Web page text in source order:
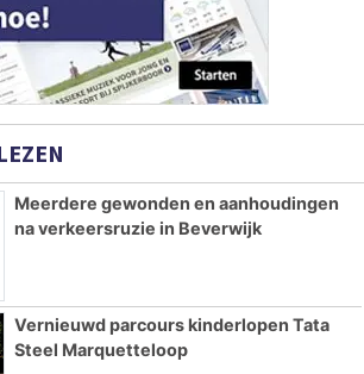
Meerdere gewonden en aanhoudingen
na verkeersruzie in Beverwijk
Vernieuwd parcours kinderlopen Tata
Steel Marquetteloop